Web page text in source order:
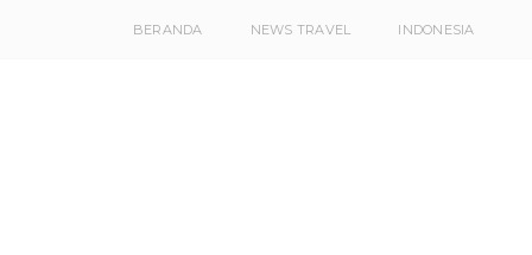
BERANDA NEWS TRAVEL INDONESIA